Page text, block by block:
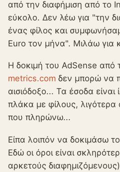
από την διαφήμιση από το
εύκολο. Δεν λέω για "την
ένας φίλος και
Euro τον μήνα". Μιλάω για
Η δοκιμή του AdSense από
metrics.com δεν μπορώ να
αισιόδοξο... Τα έσοδα
πλάκα με φίλους,
που πληρώνω...
Είπα λοιπόν να δοκιμάσω το
Εδώ οι όροι είναι
αρκετούς